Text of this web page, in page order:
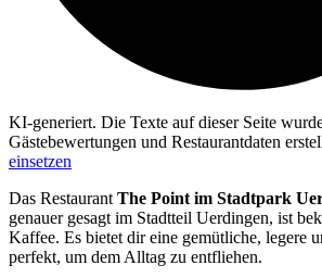
KI-generiert. Die Texte auf dieser Seite
Gästebewertungen und Restaurantdaten
einsetzen
Das Restaurant The Point im Stadtpark
genauer gesagt im Stadtteil Uerdingen, ist
Kaffee. Es bietet dir eine gemütliche, legere
perfekt, um dem Alltag zu entfliehen.